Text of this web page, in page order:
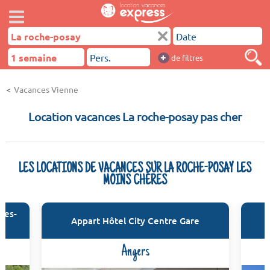
+ de filtres
Vacances Vienne
Location vacances La roche-posay pas cher
LES LOCATIONS DE VACANCES SUR LA ROCHE-POSAY LES
MOINS CHÈRES
Appart Hôtel City Centre Gare
Angers